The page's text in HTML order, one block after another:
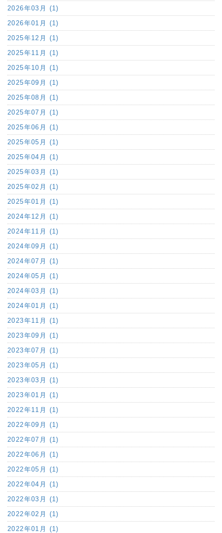
2026年03月 (1)
2026年01月 (1)
2025年12月 (1)
2025年11月 (1)
2025年10月 (1)
2025年09月 (1)
2025年08月 (1)
2025年07月 (1)
2025年06月 (1)
2025年05月 (1)
2025年04月 (1)
2025年03月 (1)
2025年02月 (1)
2025年01月 (1)
2024年12月 (1)
2024年11月 (1)
2024年09月 (1)
2024年07月 (1)
2024年05月 (1)
2024年03月 (1)
2024年01月 (1)
2023年11月 (1)
2023年09月 (1)
2023年07月 (1)
2023年05月 (1)
2023年03月 (1)
2023年01月 (1)
2022年11月 (1)
2022年09月 (1)
2022年07月 (1)
2022年06月 (1)
2022年05月 (1)
2022年04月 (1)
2022年03月 (1)
2022年02月 (1)
2022年01月 (1)